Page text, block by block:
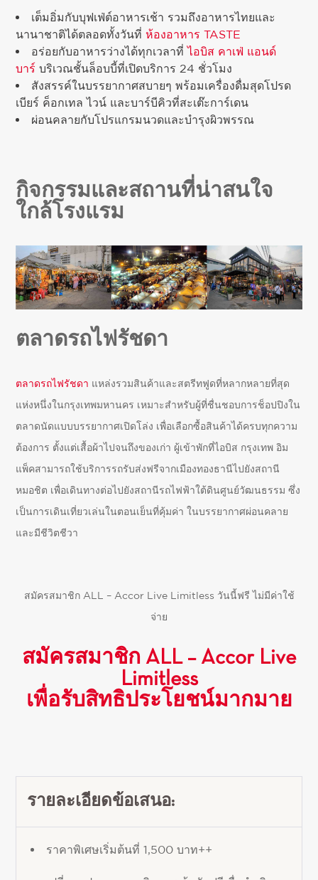
เต็มอิ่มกับบุฟเฟ่ต์อาหารเช้า รวมถึงอาหารไทยและ
นานาชาติได้ตลอดทั้งวันที่ห้องอาหาร TASTE
อร่อยกับอาหารว่างได้ทุกเวลาที่ไอบิส คาเฟ่ แอนด์
บาร์ บริเวณชั้นล็อบบี้ที่เปิดบริการ 24 ชั่วโมง
สังสรรค์ในบรรยากาศสบายๆ พร้อมเครื่องดื่มสุดโปรด
เบียร์ ค็อกเทล ไวน์ และบาร์บีคิวที่สะเต๊ะการ์เดน
ผ่อนคลายกับโปรแกรมนวดและบำรุงผิวพรรณ
กิจกรรมและสถานที่น่าสนใจ
ใกล้โรงแรม
ตลาดรถไฟรัชดา
ตลาดรถไฟรัชดา แหล่งรวมสินค้าและสตรีทฟูดที่หลากหลายที่สุด
แห่งหนึ่งในกรุงเทพมหานคร เหมาะสำหรับผู้ที่ชื่นชอบการช็อปปิงใน
ตลาดนัดแบบบรรยากาศเปิดโล่ง เพื่อเลือกซื้อสินค้าได้ครบทุกความ
ต้องการ ตั้งแต่เสื้อผ้าไปจนถึงของเก่า ผู้เข้าพักที่ไอบิส กรุงเทพ อิม
แพ็คสามารถใช้บริการรถรับส่งฟรีจากเมืองทองธานีไปยังสถานี
หมอชิต เพื่อเดินทางต่อไปยังสถานีรถไฟฟ้าใต้ดินศูนย์วัฒนธรรม ซึ่ง
เป็นการเดินเที่ยวเล่นในตอนเย็นที่คุ้มค่า ในบรรยากาศผ่อนคลาย
และมีชีวิตชีวา
สมัครสมาชิก ALL – Accor Live Limitless วันนี้ฟรี ไม่มีค่าใช้
จ่าย
สมัครสมาชิก ALL – Accor Live
Limitless
เพื่อรับสิทธิประโยชน์มากมาย
รายละเอียดข้อเสนอ:
ราคาพิเศษเริ่มต้นที่ 1,500 บาท++